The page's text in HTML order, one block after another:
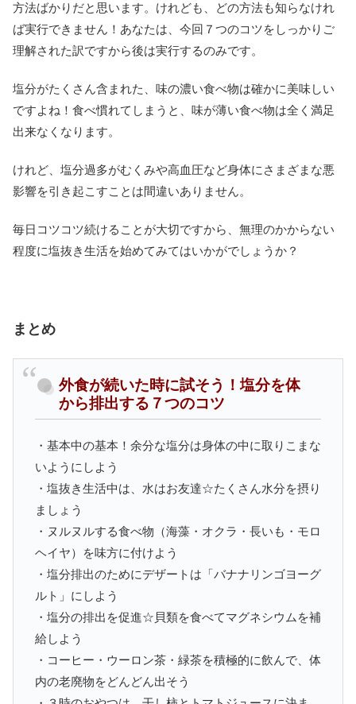
方法ばかりだと思います。けれども、どの方法も知らなけれ
ば実行できません！あなたは、今回７つのコツをしっかりご
理解された訳ですから後は実行するのみです。
塩分がたくさん含まれた、味の濃い食べ物は確かに美味しい
ですよね！食べ慣れてしまうと、味が薄い食べ物は全く満足
出来なくなります。
けれど、塩分過多がむくみや高血圧など身体にさまざまな悪
影響を引き起こすことは間違いありません。
毎日コツコツ続けることが大切ですから、無理のかからない
程度に塩抜き生活を始めてみてはいかがでしょうか？
まとめ
外食が続いた時に試そう！塩分を体
から排出する７つのコツ
・基本中の基本！余分な塩分は身体の中に取りこまな
いようにしよう
・塩抜き生活中は、水はお友達☆たくさん水分を摂り
ましょう
・ヌルヌルする食べ物（海藻・オクラ・長いも・モロ
ヘイヤ）を味方に付けよう
・塩分排出のためにデザートは「バナナリンゴヨーグ
ルト」にしよう
・塩分の排出を促進☆貝類を食べてマグネシウムを補
給しよう
・コーヒー・ウーロン茶・緑茶を積極的に飲んで、体
内の老廃物をどんどん出そう